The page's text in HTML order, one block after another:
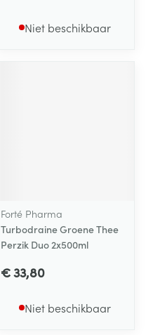
Niet beschikbaar
Forté Pharma
Turbodraine Groene Thee
Perzik Duo 2x500ml
€ 33,80
Niet beschikbaar